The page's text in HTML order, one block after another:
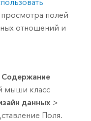
полей
отношений и
Содержание
мыши класс
данных>
Поля.